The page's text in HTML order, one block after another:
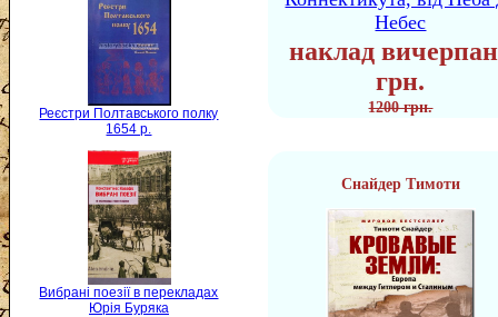
Реєстри Полтавського полку
1654 р.
Вибрані поезії в перекладах
Юрія Буряка
Небес
наклад
грн.
1200 грн.
Снайдер Тимоти